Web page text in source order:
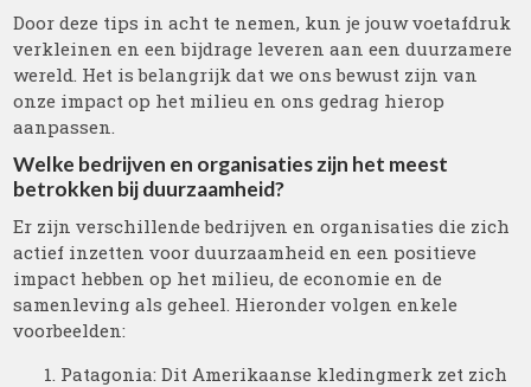
Door deze tips in acht te nemen, kun je jouw voetafdruk
verkleinen en een bijdrage leveren aan een duurzamere
wereld. Het is belangrijk dat we ons bewust zijn van
onze impact op het milieu en ons gedrag hierop
aanpassen.
Welke bedrijven en organisaties zijn het meest
betrokken bij duurzaamheid?
Er zijn verschillende bedrijven en organisaties die zich
actief inzetten voor duurzaamheid en een positieve
impact hebben op het milieu, de economie en de
samenleving als geheel. Hieronder volgen enkele
voorbeelden:
Patagonia: Dit Amerikaanse kledingmerk zet zich